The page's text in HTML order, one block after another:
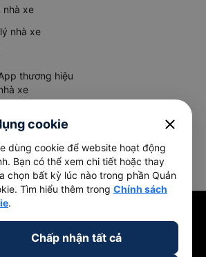
nhà xe
nhà xe
thương hiệu
xe
LÝ HÀNG HOÁ
quản lý hàng hoá
hàng hoá
cookie close
dùng cookie để website hoạt động
Bạn có thể xem chi tiết hoặc thay
chọn bất kỳ lúc nào trong phần Quản
Tìm hiểu thêm trong Chính sách
.
Chấp nhận tất cả